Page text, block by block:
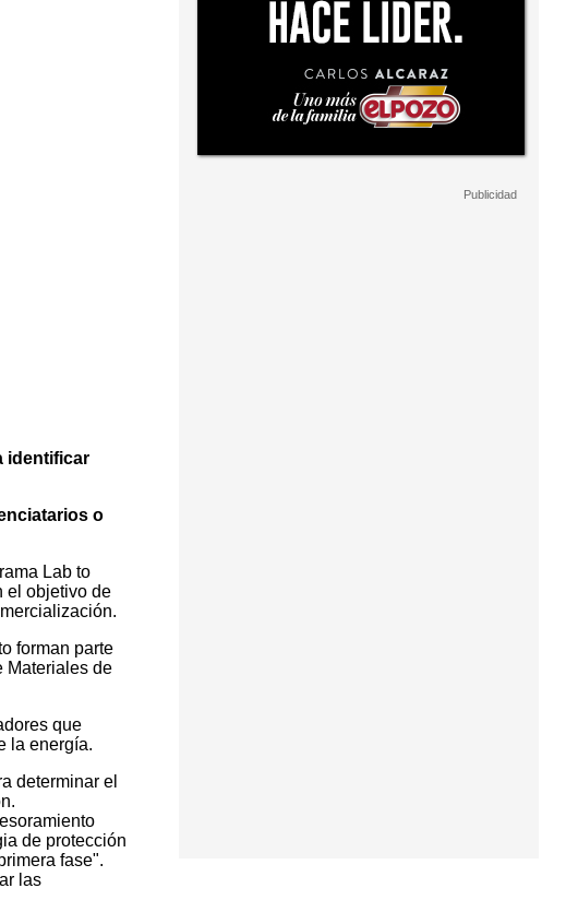
identificar
o
Lab to
el objetivo de
forman parte
Materiales de
que
la energía.
determinar el
de protección
fase".
las